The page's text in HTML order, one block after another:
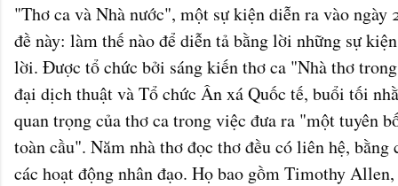
"Thơ ca và Nhà nước", một sự kiện diễn ra vào ngày
đề này: làm thế nào để diễn tả bằng lời những sự
lời. Được tổ chức bởi sáng kiến ​​thơ ca "Nhà thơ
đại dịch thuật và Tổ chức Ân xá Quốc tế, buổi tối
quan trọng của thơ ca trong việc đưa ra "một tuyên
toàn cầu". Năm nhà thơ đọc thơ đều có liên hệ, bằng
các hoạt động nhân đạo. Họ bao gồm Timothy